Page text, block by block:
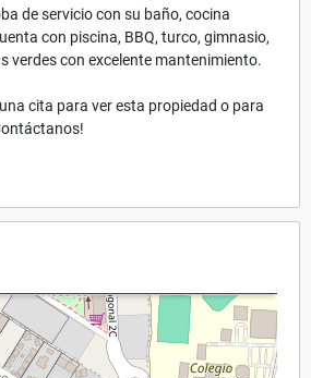
de servicio con su baño, cocina
con piscina, BBQ, turco, gimnasio,
verdes con excelente mantenimiento.
cita para ver esta propiedad o para